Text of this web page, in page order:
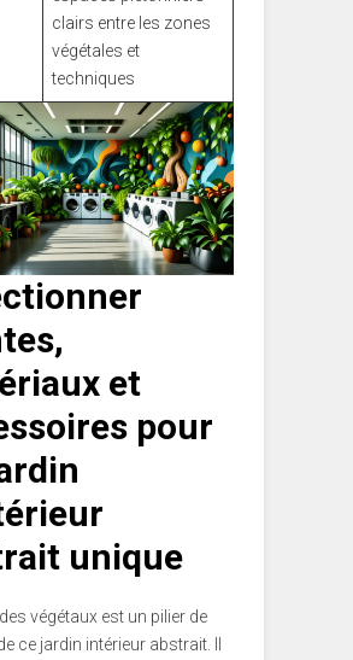
clairs entre les zones
végétales et
techniques
et
pour
unique
des végétaux est un pilier de
ce jardin intérieur abstrait. Il